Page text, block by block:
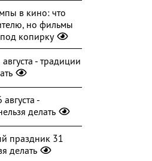
в кино: что
но фильмы
копирку
- традиции
-
делать
праздник 31
делать